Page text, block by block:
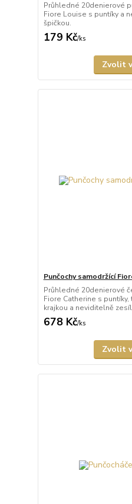
Průhledné 20denierové
Fiore Louise s puntíky a
špičkou.
179 Kč/ks
Zvolit
Punčochy samodržící
Průhledné 20denierové
Fiore Catherine s
krajkou a neviditelně
678 Kč/ks
Zvolit